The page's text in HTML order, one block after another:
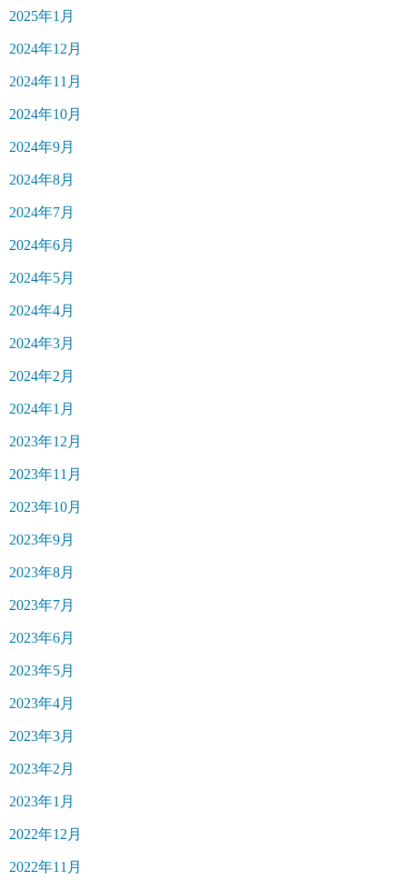
2025年1月
2024年12月
2024年11月
2024年10月
2024年9月
2024年8月
2024年7月
2024年6月
2024年5月
2024年4月
2024年3月
2024年2月
2024年1月
2023年12月
2023年11月
2023年10月
2023年9月
2023年8月
2023年7月
2023年6月
2023年5月
2023年4月
2023年3月
2023年2月
2023年1月
2022年12月
2022年11月